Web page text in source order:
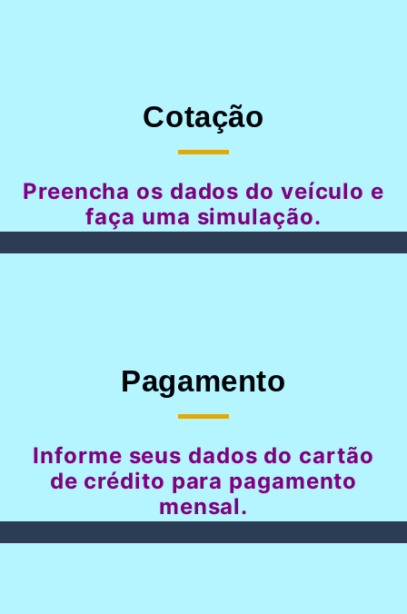
Cotação
Preencha os dados do veículo e
faça uma simulação.
Pagamento
Informe seus dados do cartão
de crédito para pagamento
mensal.